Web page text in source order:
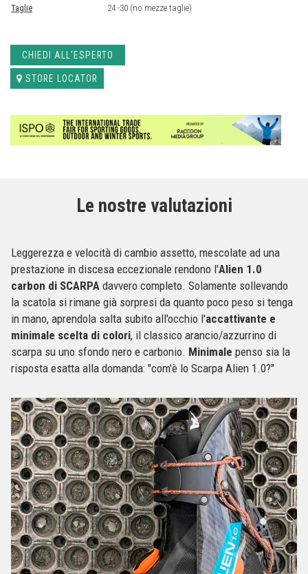
Taglie
24 -30 (no mezze taglie)
CHIEDI ALL'ESPERTO
STORE LOCATOR
Le nostre valutazioni
Leggerezza e velocità di cambio assetto, mescolate ad una
prestazione in discesa eccezionale rendono l'Alien 1.0
carbon di SCARPA davvero completo. Solamente sollevando
la scatola si rimane già sorpresi da quanto poco peso si tenga
in mano, aprendola salta subito all'occhio l'accattivante e
minimale scelta di colori, il classico arancio/azzurrino di
scarpa su uno sfondo nero e carbonio. Minimale penso sia la
risposta esatta alla domanda: "com'è lo Scarpa Alien 1.0?"